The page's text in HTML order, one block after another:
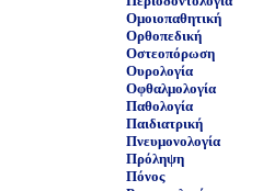
Ομοιοπαθητική
Ορθοπεδική
Οστεοπόρωση
Ουρολογία
Οφθαλμολογία
Παθολογία
Παιδιατρική
Πνευμονολογία
Πρόληψη
Πόνος